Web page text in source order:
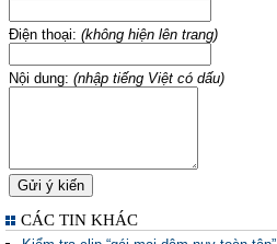
Điện thoại: (không hiện lên trang)
Nội dung: (nhập tiếng Việt có dấu)
CÁC TIN KHÁC